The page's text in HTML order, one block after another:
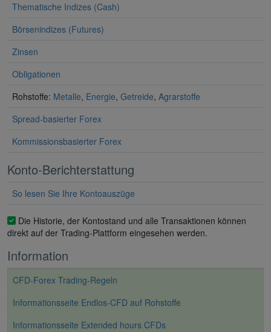
Thematische Indizes (Cash)
Börsenindizes (Futures)
Zinsen
Obligationen
Rohstoffe: Metalle, Energie, Getreide, Agrarstoffe
Spread-basierter Forex
Kommissionsbasierter Forex
Konto-Berichterstattung
So lesen Sie Ihre Kontoauszüge
Die Historie, der Kontostand und alle Transaktionen können
direkt auf der Trading-Plattform eingesehen werden.
Information
CFD-Forex Trading-Regeln
Informationsseite Endlos-CFD auf Rohstoffe
Informationsseite Extended hours CFDs